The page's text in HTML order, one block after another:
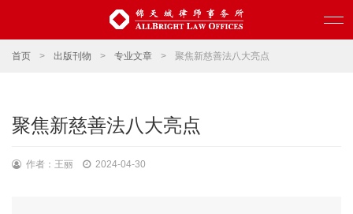
首页 > 出版刊物 > 专业文章 > 聚焦新慈善法八大亮点
聚焦新慈善法八大亮点
作者：王丽 2024-04-30